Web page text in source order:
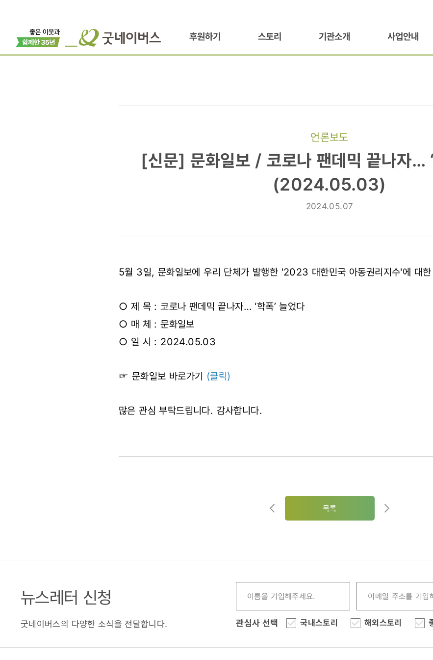
후원하기 스토리 기관소개 사업안내
언론보도
[신문]
코로나
끝나자…
‘학폭’
늘었다
(2024.05.03)
[신문] 문화일보 / 코로나 팬데믹 끝나자…
(2024.05.03)
2024.05.07
5월 3일, 문화일보에 우리 단체가 발행한 '2023 대한민국 아동권리지수'에 대한
○ 제 목 : 코로나 팬데믹 끝나자… ‘학폭’ 늘었다
○ 매 체 : 문화일보
○ 일 시 : 2024.05.03
☞ 문화일보 바로가기 (클릭)
많은 관심 부탁드립니다. 감사합니다.
목록
뉴스레터 신청
굿네이버스의 다양한 소식을 전달합니다. 관심사 선택 국내스토리 해외스토리